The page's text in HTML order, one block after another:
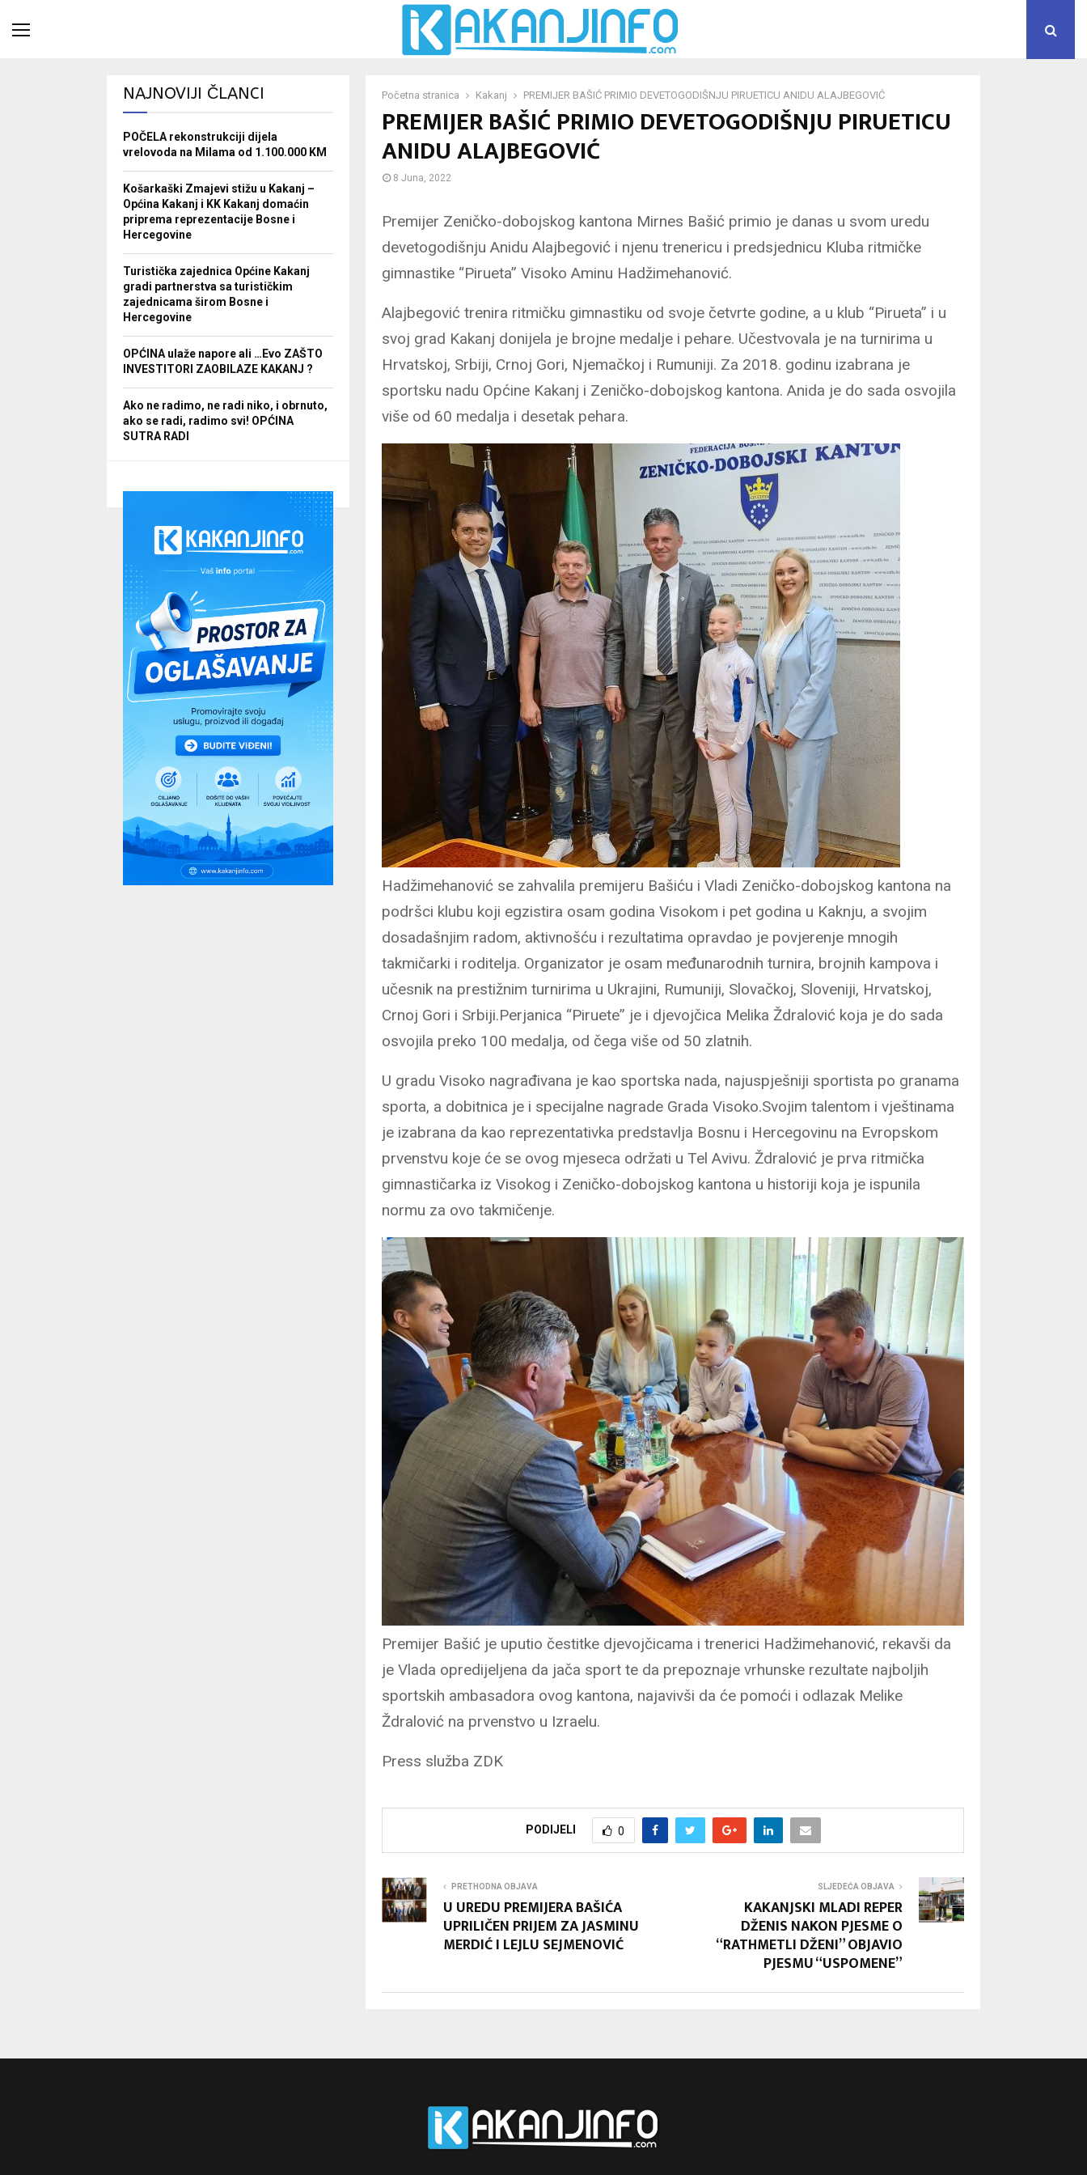
Početna stranica Kakanj PREMIJER BAŠIĆ PRIMIO DEVETOGODIŠNJU PIRUETICU ANIDU ALAJBEGOVIĆ
PREMIJER BAŠIĆ PRIMIO DEVETOGODIŠNJU PIRUETICU
ANIDU ALAJBEGOVIĆ
8 Juna, 2022
Premijer Zeničko-dobojskog kantona Mirnes Bašić primio je danas u svom uredu
devetogodišnju Anidu Alajbegović i njenu trenericu i predsjednicu Kluba ritmičke
gimnastike “Pirueta” Visoko Aminu Hadžimehanović.
Alajbegović trenira ritmičku gimnastiku od svoje četvrte godine, a u klub “Pirueta” i u
svoj grad Kakanj donijela je brojne medalje i pehare. Učestvovala je na turnirima u
Hrvatskoj, Srbiji, Crnoj Gori, Njemačkoj i Rumuniji. Za 2018. godinu izabrana je
sportsku nadu Općine Kakanj i Zeničko-dobojskog kantona. Anida je do sada osvojila
više od 60 medalja i desetak pehara.
Hadžimehanović se zahvalila premijeru Bašiću i Vladi Zeničko-dobojskog kantona na
podršci klubu koji egzistira osam godina Visokom i pet godina u Kaknju, a svojim
dosadašnjim radom, aktivnošću i rezultatima opravdao je povjerenje mnogih
takmičarki i roditelja. Organizator je osam međunarodnih turnira, brojnih kampova i
učesnik na prestižnim turnirima u Ukrajini, Rumuniji, Slovačkoj, Sloveniji, Hrvatskoj,
Crnoj Gori i Srbiji.Perjanica “Piruete” je i djevojčica Melika Ždralović koja je do sada
osvojila preko 100 medalja, od čega više od 50 zlatnih.
U gradu Visoko nagrađivana je kao sportska nada, najuspješniji sportista po granama
sporta, a dobitnica je i specijalne nagrade Grada Visoko.Svojim talentom i vještinama
je izabrana da kao reprezentativka predstavlja Bosnu i Hercegovinu na Evropskom
prvenstvu koje će se ovog mjeseca održati u Tel Avivu. Ždralović je prva ritmička
gimnastičarka iz Visokog i Zeničko-dobojskog kantona u historiji koja je ispunila
normu za ovo takmičenje.
Premijer Bašić je uputio čestitke djevojčicama i trenerici Hadžimehanović, rekavši da
je Vlada opredijeljena da jača sport te da prepoznaje vrhunske rezultate najboljih
sportskih ambasadora ovog kantona, najavivši da će pomoći i odlazak Melike
Ždralović na prvenstvo u Izraelu.
Press služba ZDK
PODIJELI 0
PRETHODNA OBJAVA
U UREDU PREMIJERA BAŠIĆA
UPRILIČEN PRIJEM ZA JASMINU
MERDIĆ I LEJLU SEJMENOVIĆ
SLJEDEĆA OBJAVA
KAKANJSKI MLADI REPER
DŽENIS NAKON PJESME O
“RATHMETLI DŽENI” OBJAVIO
PJESMU “USPOMENE”
NAJNOVIJI ČLANCI
POČELA rekonstrukciji dijela
vrelovoda na Milama od 1.100.000 KM
Košarkaški Zmajevi stižu u Kakanj –
Općina Kakanj i KK Kakanj domaćin
priprema reprezentacije Bosne i
Hercegovine
Turistička zajednica Općine Kakanj
gradi partnerstva sa turističkim
zajednicama širom Bosne i
Hercegovine
OPĆINA ulaže napore ali …Evo ZAŠTO
INVESTITORI ZAOBILAZE KAKANJ ?
Ako ne radimo, ne radi niko, i obrnuto,
ako se radi, radimo svi! OPĆINA
SUTRA RADI